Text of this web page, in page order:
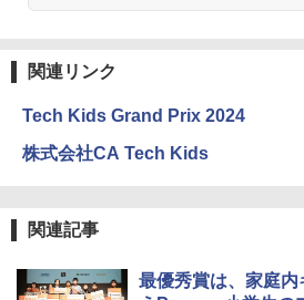
関連リンク
Tech Kids Grand Prix 2024
株式会社CA Tech Kids
関連記事
最優秀賞は、家庭